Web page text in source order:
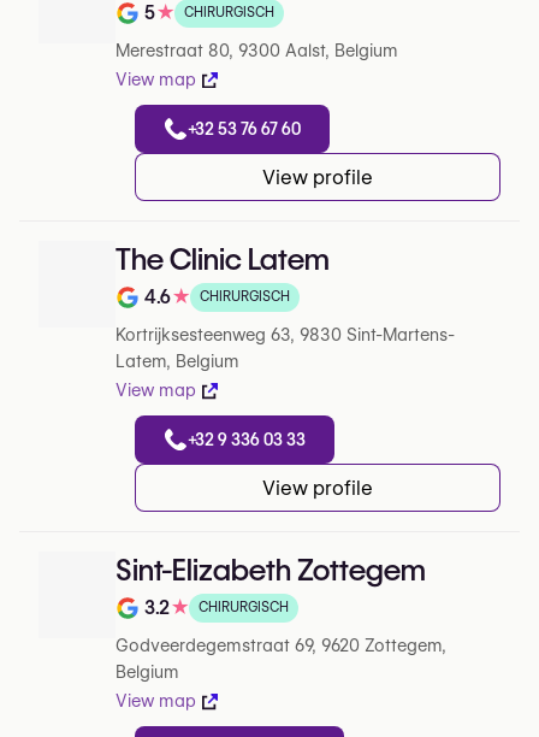
Note de 5 sur 5 sur Google
5★ CHIRURGISCH
Merestraat 80, 9300 Aalst, Belgium
View map
+32 53 76 67 60
View profile
The Clinic Latem
Note de 4.6 sur 5 sur Google
4.6★ CHIRURGISCH
Kortrijksesteenweg 63, 9830 Sint-Martens-
Latem, Belgium
View map
+32 9 336 03 33
View profile
Sint-Elizabeth Zottegem
Note de 3.2 sur 5 sur Google
3.2★ CHIRURGISCH
Godveerdegemstraat 69, 9620 Zottegem,
Belgium
View map